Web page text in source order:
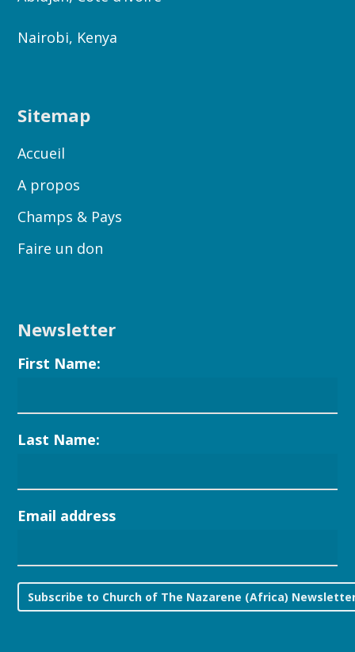
Nairobi, Kenya
Sitemap
Accueil
A propos
Champs & Pays
Faire un don
Newsletter
First Name:
Last Name:
Email address